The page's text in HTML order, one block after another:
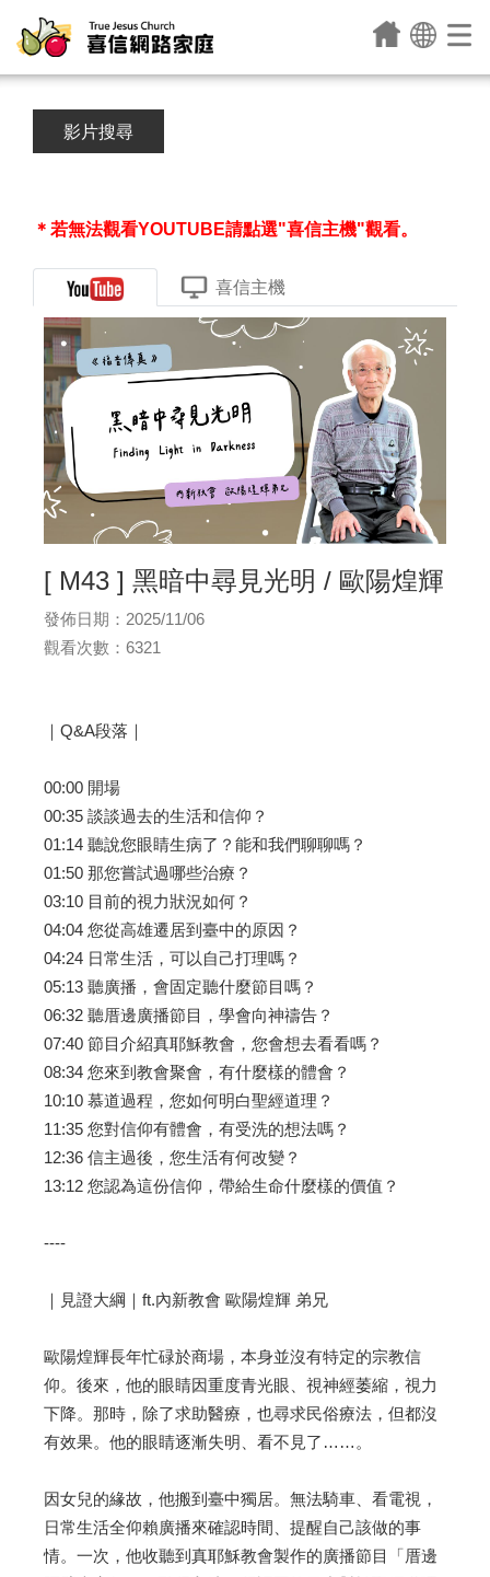
影片搜尋
＊若無法觀看YOUTUBE請點選"喜信主機"觀看。
喜信主機
[ M43 ] 黑暗中尋見光明 / 歐陽煌輝
發佈日期：2025/11/06
觀看次數：6321
｜Q&A段落｜
00:00 開場
00:35 談談過去的生活和信仰？
01:14 聽說您眼睛生病了？能和我們聊聊嗎？
01:50 那您嘗試過哪些治療？
03:10 目前的視力狀況如何？
04:04 您從高雄遷居到臺中的原因？
04:24 日常生活，可以自己打理嗎？
05:13 聽廣播，會固定聽什麼節目嗎？
06:32 聽厝邊廣播節目，學會向神禱告？
07:40 節目介紹真耶穌教會，您會想去看看嗎？
08:34 您來到教會聚會，有什麼樣的體會？
10:10 慕道過程，您如何明白聖經道理？
11:35 您對信仰有體會，有受洗的想法嗎？
12:36 信主過後，您生活有何改變？
13:12 您認為這份信仰，帶給生命什麼樣的價值？
----
｜見證大綱｜ft.內新教會 歐陽煌輝 弟兄
歐陽煌輝長年忙碌於商場，本身並沒有特定的宗教信
仰。後來，他的眼睛因重度青光眼、視神經萎縮，視力
下降。那時，除了求助醫療，也尋求民俗療法，但都沒
有效果。他的眼睛逐漸失明、看不見了……。
因女兒的緣故，他搬到臺中獨居。無法騎車、看電視，
日常生活全仰賴廣播來確認時間、提醒自己該做的事
情。一次，他收聽到真耶穌教會製作的廣播節目「厝邊